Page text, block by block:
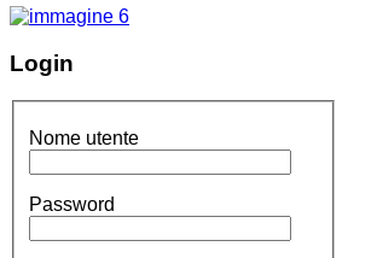
Login
Nome utente
Password